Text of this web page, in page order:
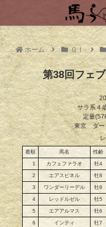
ホーム ＧⅠ
第38回フェ
サラ系４
定量
東京 ダー
着順 馬名 性齢
1 カフェファラオ 牡4
2 エアスピネル 牡8
3 ワンダーリーデル 牡8
4 レッドルゼル 牡5
5 エアアルマス 牡6
6 インティ 牡7